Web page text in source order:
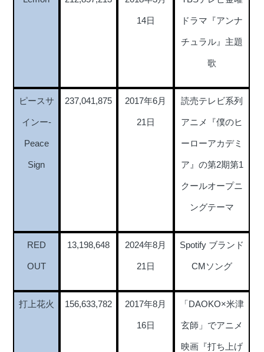
14日 ドラマ『アンナ
チュラル』主題
歌
ピースサ
インー-
Peace
Sign
237,041,875 2017年6月
21日
読売テレビ系列
アニメ『僕のヒ
ーローアカデミ
ア』の第2期第1
クールオープニ
ングテーマ
RED
OUT
13,198,648 2024年8月
21日
Spotify ブランド
CMソング
打上花火 156,633,782 2017年8月
16日
「DAOKO×米津
玄師」でアニメ
映画『打ち上げ